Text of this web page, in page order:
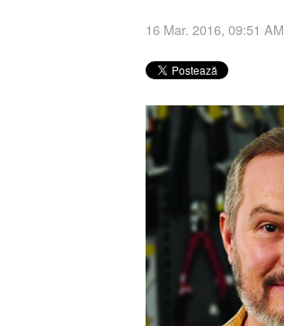
16 Mar. 2016, 09:51 AM